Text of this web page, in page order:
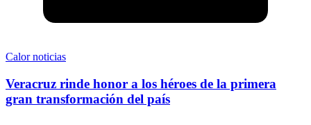
Calor noticias
Veracruz rinde honor a los héroes de la primera
gran transformación del país